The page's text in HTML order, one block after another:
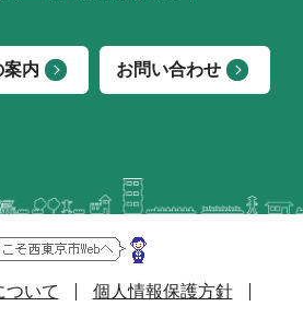
案内 お問い合わせ
ついて 個人情報保護方針